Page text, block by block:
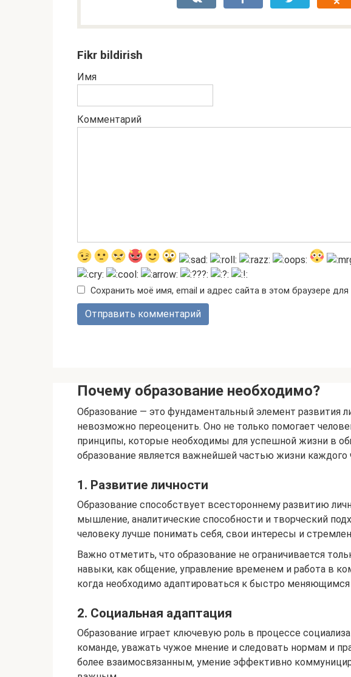
Fikr bildirish
Имя
Комментарий
Сохранить моё имя, email и адрес сайта в этом браузере
Почему образование необходимо?
Образование — это фундаментальный элемент развития
невозможно переоценить. Оно не только помогает
принципы, которые необходимы для успешной жизни в
образование является важнейшей частью жизни каждого
1. Развитие личности
Образование способствует всестороннему развитию
мышление, аналитические способности и творческий
человеку лучше понимать себя, свои интересы и
Важно отметить, что образование не ограничивается
навыки, как общение, управление временем и работа в
когда необходимо адаптироваться к быстро
2. Социальная адаптация
Образование играет ключевую роль в процессе
команде, уважать чужое мнение и следовать нормам и
более взаимосвязанным, умение эффективно